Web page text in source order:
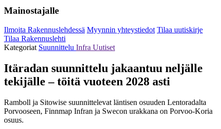
Mainostajalle
Ilmoita Rakennuslehdessä Myynnin yhteystiedot Tilaa uutiskirje
Tilaa Rakennuslehti
Kategoriat Suunnittelu Infra Uutiset
Itäradan suunnittelu jakaantuu neljälle
tekijälle – töitä vuoteen 2028 asti
Ramboll ja Sitowise suunnittelevat läntisen osuuden Lentoradalta
Porvooseen, Finnmap Infran ja Swecon urakkana on Porvoo-Koria
osuus.